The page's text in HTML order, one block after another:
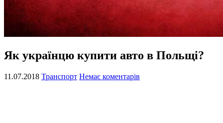
Як українцю купити авто в Польщі?
11.07.2018 Транспорт Немає коментарів